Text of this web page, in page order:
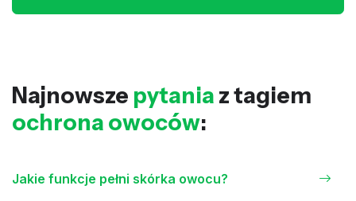
Najnowsze pytania z tagiem
ochrona owoców:
Jakie funkcje pełni skórka owocu?